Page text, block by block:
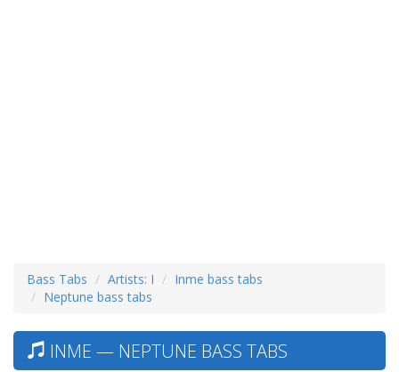
Bass Tabs Artists: I
Inme bass tabs
Neptune bass tabs
INME — NEPTUNE BASS TABS